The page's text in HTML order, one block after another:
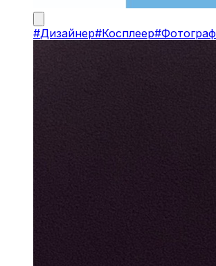
#Дизайнер#Косплеер#Фотограф